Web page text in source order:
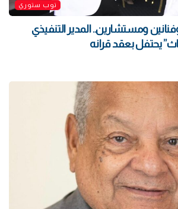
توب ستوري
ومستشارين.. المدير التنفيذي
يحتفل بعقد قرانه